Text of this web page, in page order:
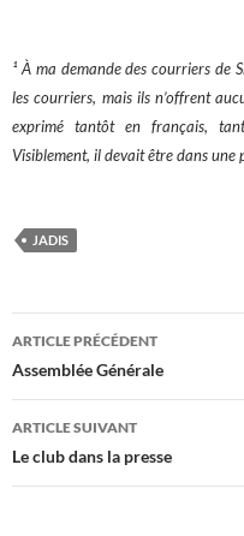
¹ À ma demande des courriers de
les courriers, mais ils n’offrent
exprimé tantôt en français,
Visiblement, il devait être dans
JADIS
Navigation
des
articles
ARTICLE PRÉCÉDENT
Assemblée Générale
ARTICLE SUIVANT
Le club dans la presse